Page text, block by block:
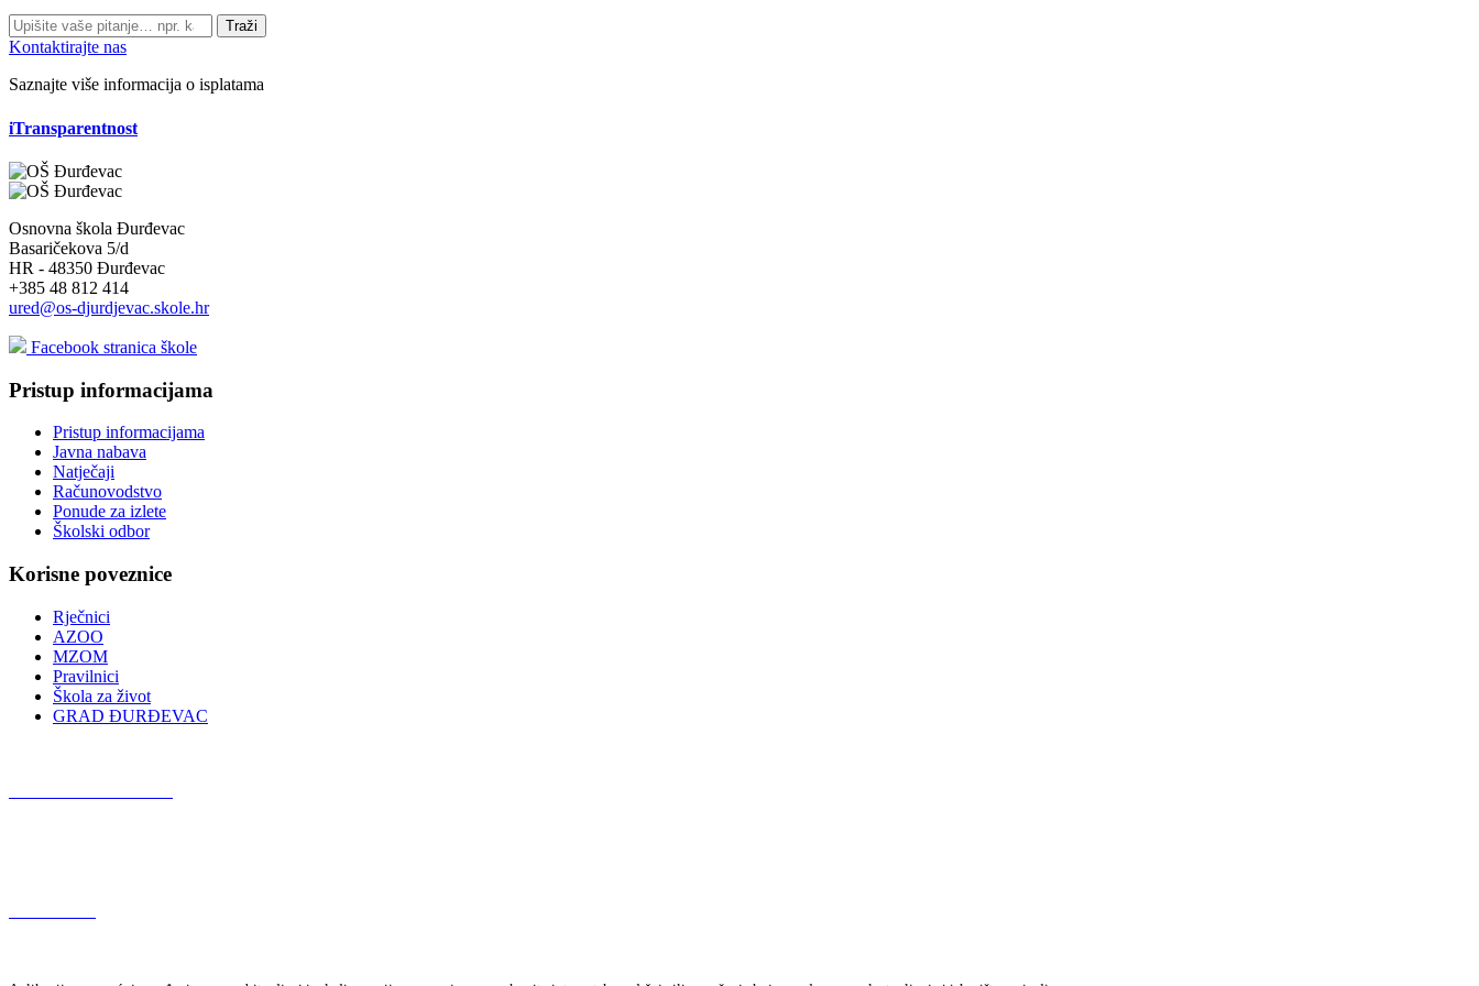
Traži
Kontaktirajte nas
Saznajte više informacija o isplatama
iTransparentnost
Osnovna škola Đurđevac
Basaričekova 5/d
HR - 48350 Đurđevac
+385 48 812 414
ured@os-djurdjevac.skole.hr
Facebook stranica škole
Pristup informacijama
Pristup informacijama
Javna nabava
Natječaji
Računovodstvo
Ponude za izlete
Školski odbor
Korisne poveznice
Rječnici
AZOO
MZOM
Pravilnici
Škola za život
GRAD ĐURĐEVAC